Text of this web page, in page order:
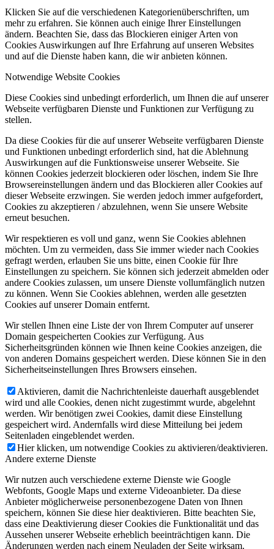
Klicken Sie auf die verschiedenen Kategorienüberschriften, um
mehr zu erfahren. Sie können auch einige Ihrer Einstellungen
ändern. Beachten Sie, dass das Blockieren einiger Arten von
Cookies Auswirkungen auf Ihre Erfahrung auf unseren Websites
und auf die Dienste haben kann, die wir anbieten können.
Notwendige Website Cookies
Diese Cookies sind unbedingt erforderlich, um Ihnen die auf unserer
Webseite verfügbaren Dienste und Funktionen zur Verfügung zu
stellen.
Da diese Cookies für die auf unserer Webseite verfügbaren Dienste
und Funktionen unbedingt erforderlich sind, hat die Ablehnung
Auswirkungen auf die Funktionsweise unserer Webseite. Sie
können Cookies jederzeit blockieren oder löschen, indem Sie Ihre
Browsereinstellungen ändern und das Blockieren aller Cookies auf
dieser Webseite erzwingen. Sie werden jedoch immer aufgefordert,
Cookies zu akzeptieren / abzulehnen, wenn Sie unsere Website
erneut besuchen.
Wir respektieren es voll und ganz, wenn Sie Cookies ablehnen
möchten. Um zu vermeiden, dass Sie immer wieder nach Cookies
gefragt werden, erlauben Sie uns bitte, einen Cookie für Ihre
Einstellungen zu speichern. Sie können sich jederzeit abmelden oder
andere Cookies zulassen, um unsere Dienste vollumfänglich nutzen
zu können. Wenn Sie Cookies ablehnen, werden alle gesetzten
Cookies auf unserer Domain entfernt.
Wir stellen Ihnen eine Liste der von Ihrem Computer auf unserer
Domain gespeicherten Cookies zur Verfügung. Aus
Sicherheitsgründen können wie Ihnen keine Cookies anzeigen, die
von anderen Domains gespeichert werden. Diese können Sie in den
Sicherheitseinstellungen Ihres Browsers einsehen.
Aktivieren, damit die Nachrichtenleiste dauerhaft ausgeblendet
wird und alle Cookies, denen nicht zugestimmt wurde, abgelehnt
werden. Wir benötigen zwei Cookies, damit diese Einstellung
gespeichert wird. Andernfalls wird diese Mitteilung bei jedem
Seitenladen eingeblendet werden.
Hier klicken, um notwendige Cookies zu aktivieren/deaktivieren.
Andere externe Dienste
Wir nutzen auch verschiedene externe Dienste wie Google
Webfonts, Google Maps und externe Videoanbieter. Da diese
Anbieter möglicherweise personenbezogene Daten von Ihnen
speichern, können Sie diese hier deaktivieren. Bitte beachten Sie,
dass eine Deaktivierung dieser Cookies die Funktionalität und das
Aussehen unserer Webseite erheblich beeinträchtigen kann. Die
Änderungen werden nach einem Neuladen der Seite wirksam.